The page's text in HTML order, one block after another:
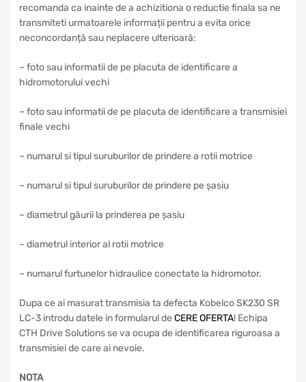
recomanda ca inainte de a achizitiona o reductie finala sa ne
transmiteti urmatoarele informații pentru a evita orice
neconcordanță sau neplacere ulterioară:
– foto sau informatii de pe placuta de identificare a
hidromotorului vechi
– foto sau informatii de pe placuta de identificare a transmisiei
finale vechi
– numarul si tipul suruburilor de prindere a rotii motrice
– numarul si tipul suruburilor de prindere pe șasiu
– diametrul găurii la prinderea pe șasiu
– diametrul interior al rotii motrice
– numarul furtunelor hidraulice conectate la hidromotor.
Dupa ce ai masurat transmisia ta defecta Kobelco SK230 SR
LC-3 introdu datele in formularul de CERE OFERTA! Echipa
CTH Drive Solutions se va ocupa de identificarea riguroasa a
transmisiei de care ai nevoie.
NOTA